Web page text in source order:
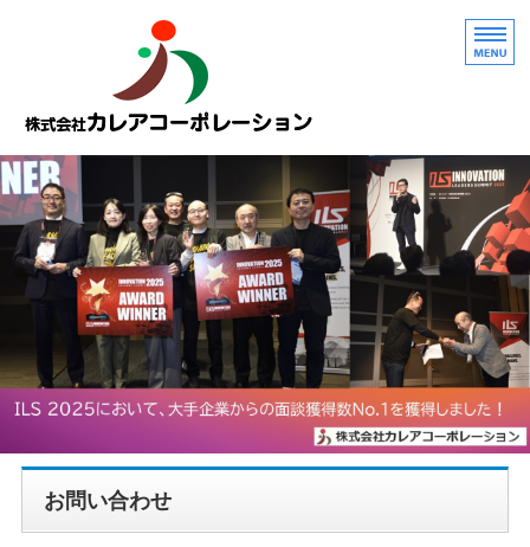
会社概要
製品開発者の方へ
製品情報
APIクラウドサービス
お問い合わせ
お問い合わせ